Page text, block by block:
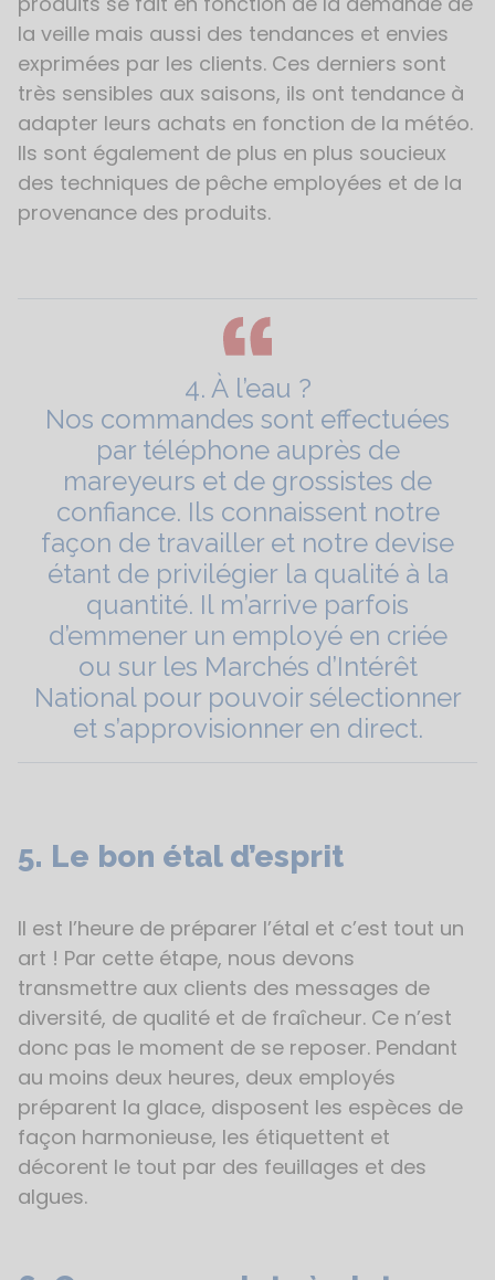
la veille mais aussi des tendances et envies
exprimées par les clients. Ces derniers sont
très sensibles aux saisons, ils ont tendance à
adapter leurs achats en fonction de la météo.
Ils sont également de plus en plus soucieux
des techniques de pêche employées et de la
provenance des produits.
4. À l’eau ?
Nos commandes sont effectuées
par téléphone auprès de
mareyeurs et de grossistes de
confiance. Ils connaissent notre
façon de travailler et notre devise
étant de privilégier la qualité à la
quantité. Il m’arrive parfois
d’emmener un employé en criée
ou sur les Marchés d’Intérêt
National pour pouvoir sélectionner
et s’approvisionner en direct.
5. Le bon étal d’esprit
Il est l’heure de préparer l’étal et c’est tout un
art ! Par cette étape, nous devons
transmettre aux clients des messages de
diversité, de qualité et de fraîcheur. Ce n’est
donc pas le moment de se reposer. Pendant
au moins deux heures, deux employés
préparent la glace, disposent les espèces de
façon harmonieuse, les étiquettent et
décorent le tout par des feuillages et des
algues.